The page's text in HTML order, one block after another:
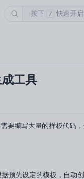
按下 / 快速开
工具
要编写大量的样板代码
预先设定的模板，自动